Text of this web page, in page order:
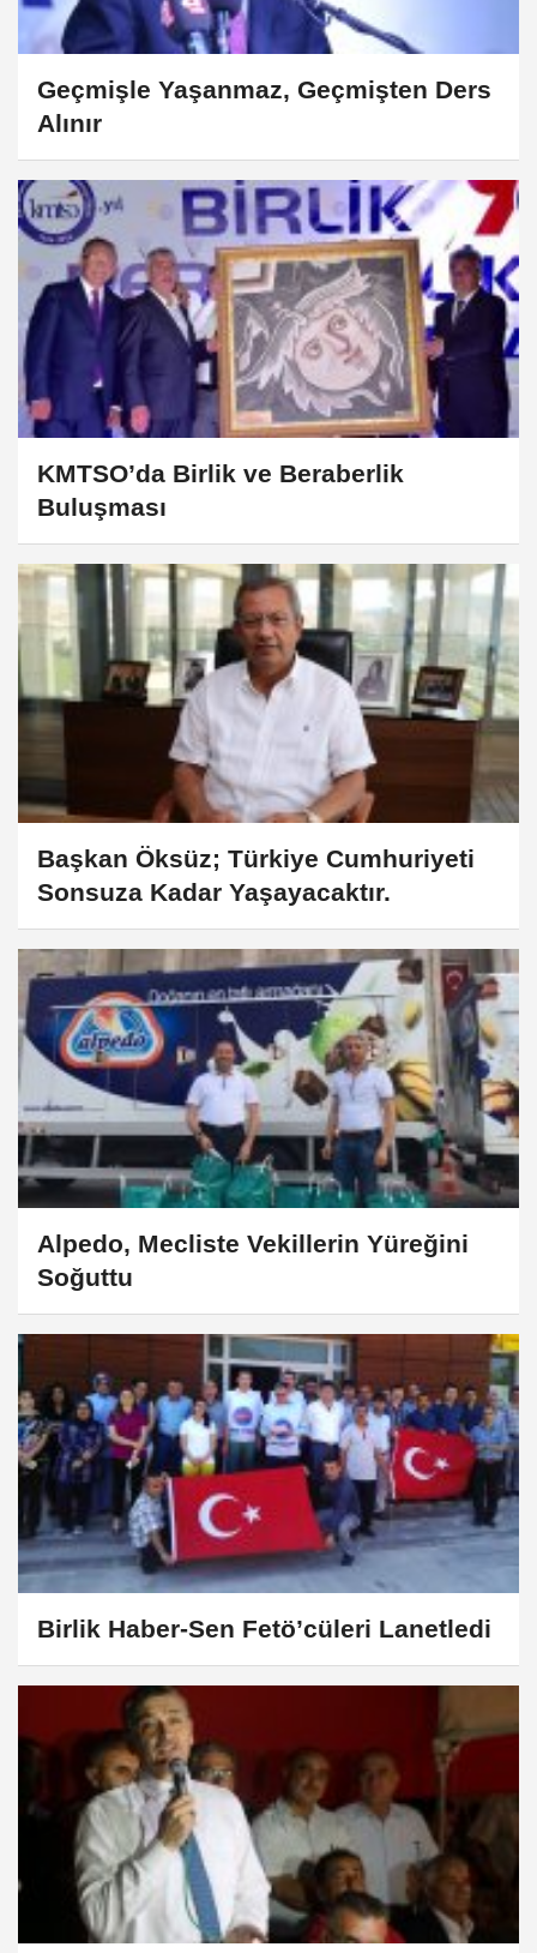
Geçmişle Yaşanmaz, Geçmişten Ders
Alınır
KMTSO’da Birlik ve Beraberlik
Buluşması
Başkan Öksüz; Türkiye Cumhuriyeti
Sonsuza Kadar Yaşayacaktır.
Alpedo, Mecliste Vekillerin Yüreğini
Soğuttu
Birlik Haber-Sen Fetö’cüleri Lanetledi